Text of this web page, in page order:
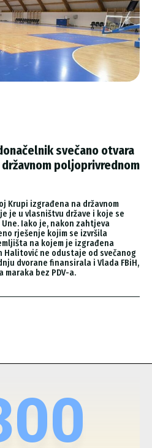
svečano otvara
poljoprivrednom
Krupi izgrađena na državnom
je u vlasništvu države i koje se
Iako je, nakon zahtjeva
rješenje kojim se izvršila
na kojem je izgrađena
Halitović ne odustaje od svečanog
dvorane finansirala i Vlada FBiH,
maraka bez PDV-a.